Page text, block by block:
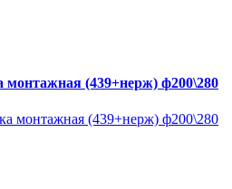
(439+нерж) ф200\280